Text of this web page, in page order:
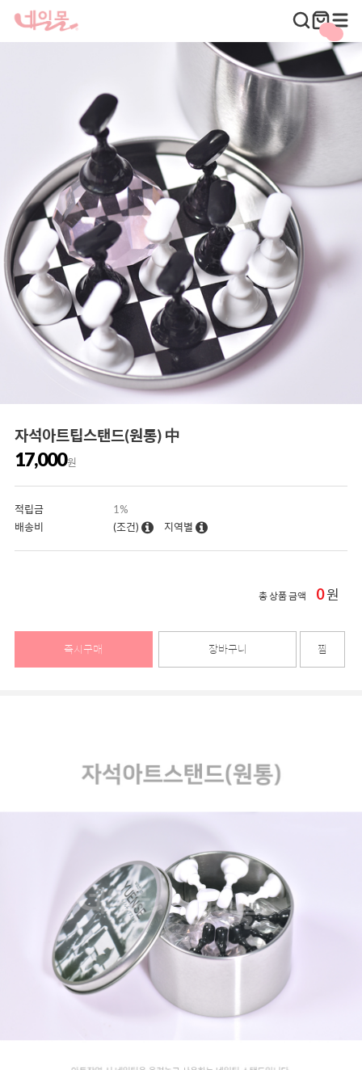
자석아트팁스탠드(원통) 中
17,000원
적립금
1%
배송비
(조건) 지역별
총 상품 금액 0원
즉시구매 장바구니 찜